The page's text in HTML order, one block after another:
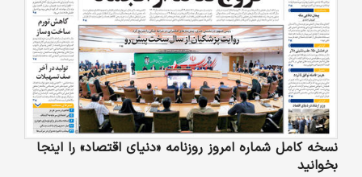
نسخه کامل شماره امروز روزنامه «دنیای‌ اقتصاد» را اینجا
بخوانید